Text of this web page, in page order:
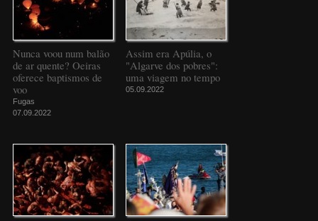
Nunca voou num balão
de ar quente? Oeiras
oferece baptismos de
voo
Fugas
07.09.2022
Assim era Apúlia, o
"Algarve dos pobres":
uma viagem no tempo
05.09.2022